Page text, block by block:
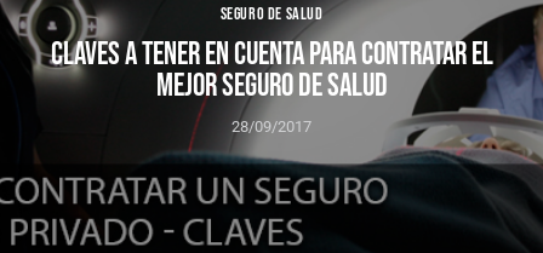
SEGURO DE SALUD
CLAVES A TENER EN CUENTA PARA CONTRATAR EL
MEJOR SEGURO DE SALUD
28/09/2017